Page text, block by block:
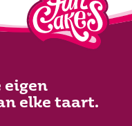
eigen
elke taart.